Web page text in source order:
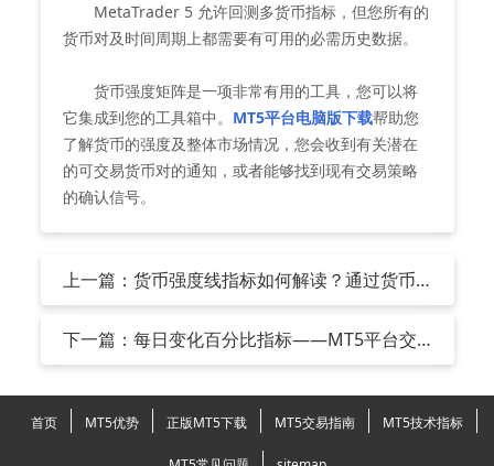
MetaTrader 5 允许回测多货币指标，但您所有的
货币对及时间周期上都需要有可用的必需历史数据。
货币强度矩阵是一项非常有用的工具，您可以将
它集成到您的工具箱中。 MT5平台电脑版下载帮助您
了解货币的强度及整体市场情况，您会收到有关潜在
的可交易货币对的通知，或者能够找到现有交易策略
的确认信号。
上一篇：货币强度线指标如何解读？通过货币
强度线在正版MT5平台软件进行交易
下一篇：每日变化百分比指标——MT5平台交
易软件助力您把握货币对短期波动
首页 MT5优势 正版MT5下载 MT5交易指南 MT5技术指标